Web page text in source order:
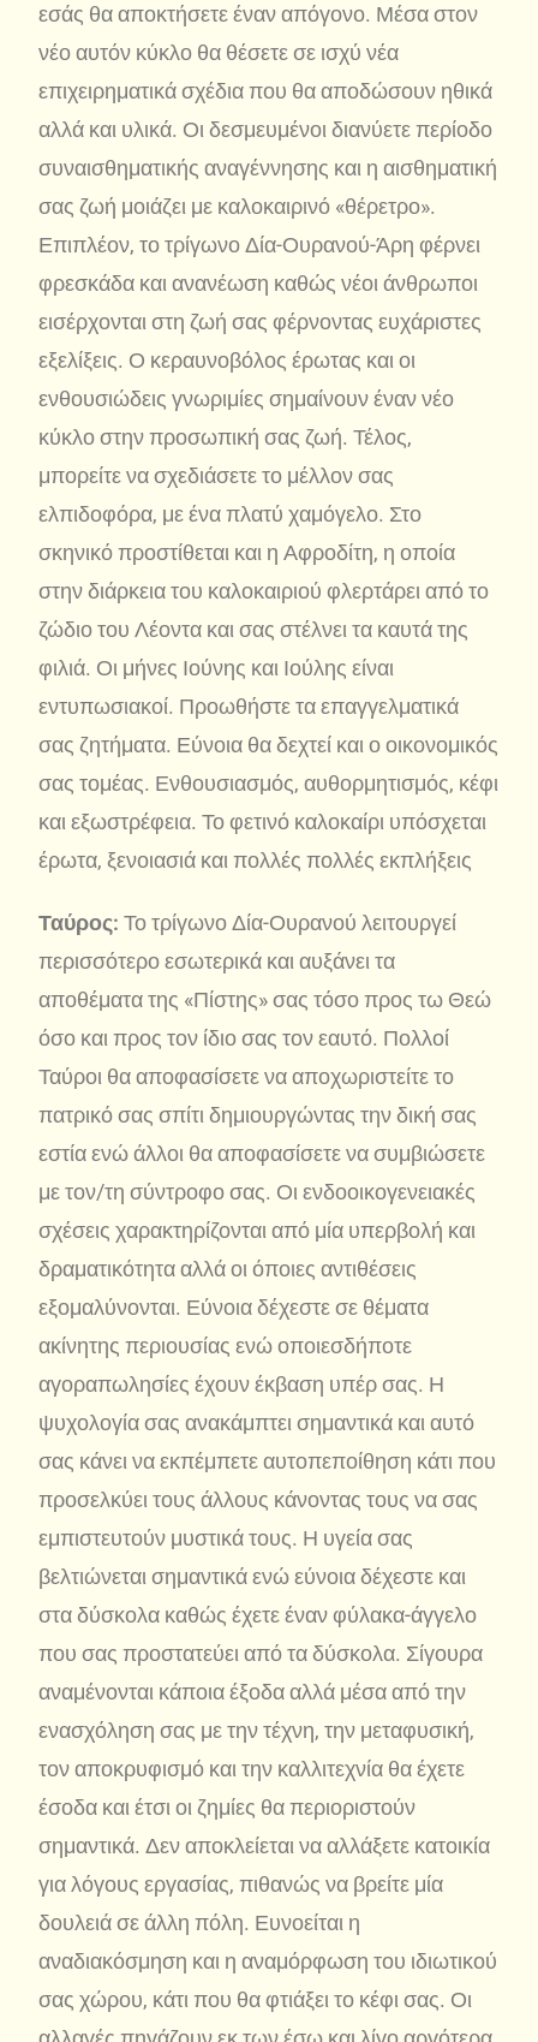
εσάς θα αποκτήσετε έναν απόγονο. Μέσα στον
νέο αυτόν κύκλο θα θέσετε σε ισχύ νέα
επιχειρηματικά σχέδια που θα αποδώσουν ηθικά
αλλά και υλικά. Οι δεσμευμένοι διανύετε περίοδο
συναισθηματικής αναγέννησης και η αισθηματική
σας ζωή μοιάζει με καλοκαιρινό «θέρετρο».
Επιπλέον, το τρίγωνο Δία-Ουρανού-Άρη φέρνει
φρεσκάδα και ανανέωση καθώς νέοι άνθρωποι
εισέρχονται στη ζωή σας φέρνοντας ευχάριστες
εξελίξεις. Ο κεραυνοβόλος έρωτας και οι
ενθουσιώδεις γνωριμίες σημαίνουν έναν νέο
κύκλο στην προσωπική σας ζωή. Τέλος,
μπορείτε να σχεδιάσετε το μέλλον σας
ελπιδοφόρα, με ένα πλατύ χαμόγελο. Στο
σκηνικό προστίθεται και η Αφροδίτη, η οποία
στην διάρκεια του καλοκαιριού φλερτάρει από το
ζώδιο του Λέοντα και σας στέλνει τα καυτά της
φιλιά. Οι μήνες Ιούνης και Ιούλης είναι
εντυπωσιακοί. Προωθήστε τα επαγγελματικά
σας ζητήματα. Εύνοια θα δεχτεί και ο οικονομικός
σας τομέας. Ενθουσιασμός, αυθορμητισμός, κέφι
και εξωστρέφεια. Το φετινό καλοκαίρι υπόσχεται
έρωτα, ξενοιασιά και πολλές πολλές εκπλήξεις
Ταύρος: Το τρίγωνο Δία-Ουρανού λειτουργεί
περισσότερο εσωτερικά και αυξάνει τα
αποθέματα της «Πίστης» σας τόσο προς τω Θεώ
όσο και προς τον ίδιο σας τον εαυτό. Πολλοί
Ταύροι θα αποφασίσετε να αποχωριστείτε το
πατρικό σας σπίτι δημιουργώντας την δική σας
εστία ενώ άλλοι θα αποφασίσετε να συμβιώσετε
με τον/τη σύντροφο σας. Οι ενδοοικογενειακές
σχέσεις χαρακτηρίζονται από μία υπερβολή και
δραματικότητα αλλά οι όποιες αντιθέσεις
εξομαλύνονται. Εύνοια δέχεστε σε θέματα
ακίνητης περιουσίας ενώ οποιεσδήποτε
αγοραπωλησίες έχουν έκβαση υπέρ σας. Η
ψυχολογία σας ανακάμπτει σημαντικά και αυτό
σας κάνει να εκπέμπετε αυτοπεποίθηση κάτι που
προσελκύει τους άλλους κάνοντας τους να σας
εμπιστευτούν μυστικά τους. Η υγεία σας
βελτιώνεται σημαντικά ενώ εύνοια δέχεστε και
στα δύσκολα καθώς έχετε έναν φύλακα-άγγελο
που σας προστατεύει από τα δύσκολα. Σίγουρα
αναμένονται κάποια έξοδα αλλά μέσα από την
ενασχόληση σας με την τέχνη, την μεταφυσική,
τον αποκρυφισμό και την καλλιτεχνία θα έχετε
έσοδα και έτσι οι ζημίες θα περιοριστούν
σημαντικά. Δεν αποκλείεται να αλλάξετε κατοικία
για λόγους εργασίας, πιθανώς να βρείτε μία
δουλειά σε άλλη πόλη. Ευνοείται η
αναδιακόσμηση και η αναμόρφωση του ιδιωτικού
σας χώρου, κάτι που θα φτιάξει το κέφι σας. Οι